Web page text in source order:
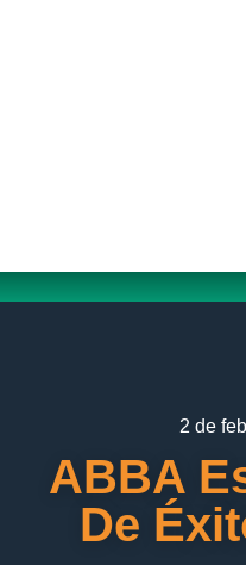
2 de
ABBA
De